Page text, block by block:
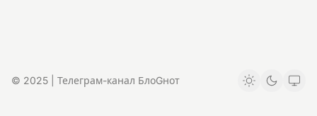
© 2025 | Телеграм-канал БлоGнот